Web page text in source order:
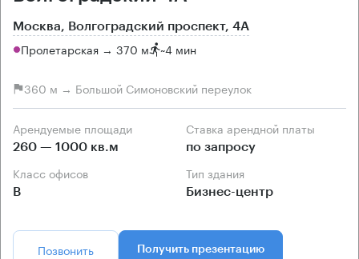
Москва, Волгоградский проспект, 4А
Пролетарская → 370 м ~4 мин
360 м → Большой Симоновский переулок
Арендуемые площади
260 — 1000 кв.м
Ставка арендной платы
по запросу
Класс офисов
B
Тип здания
Бизнес-центр
Позвонить Получить презентацию